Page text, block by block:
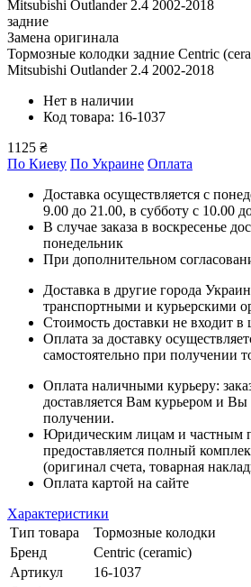
задние
Замена оригинала
Тормозные колодки задние Centric
Mitsubishi Outlander 2.4 2002-2018
Нет в наличии
Код товара: 16-1037
1125 ₴
По Киеву По Украине Оплата
Доставка осуществляется с
9.00 до 21.00, в субботу с 10.00
В случае заказа в воскресенье
понедельник
При дополнительном
Доставка в другие города
транспортными и курьерскими
Стоимость доставки не входит в
Оплата за доставку
самостоятельно при получении
Оплата наличными курьеру:
доставляется Вам курьером и Вы
получении.
Юридическим лицам и частным
предоставляется полный
(оригинал счета, товарная
Оплата картой на сайте
Характеристики
Тип товара
Тормозные колодки
Бренд
Centric (ceramic)
Артикул
16-1037